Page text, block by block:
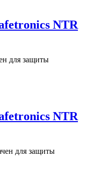
NTR
для защиты
NTR
для защиты